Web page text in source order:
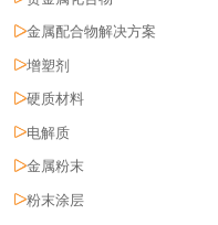
金属配合物解决方案
增塑剂
硬质材料
电解质
金属粉末
粉末涂层